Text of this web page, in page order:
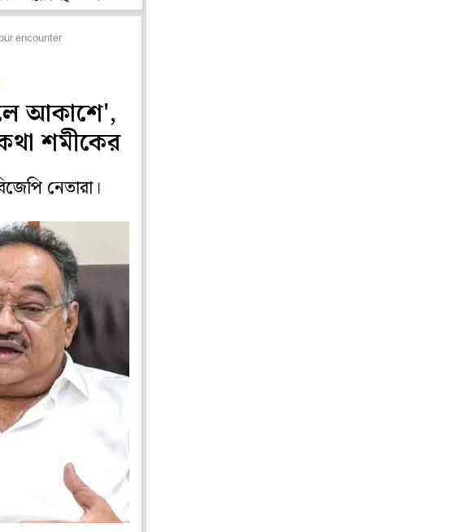
encounter
আকাশে',
শমীকের
নেতারা।